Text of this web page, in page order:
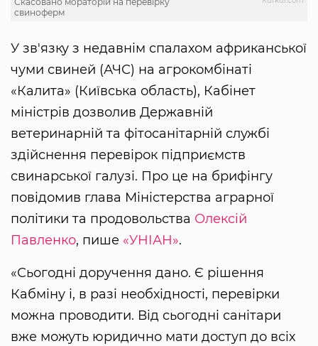
свиноферм
У зв'язку з недавнім спалахом африканської
чуми свиней (АЧС) на агрокомбінаті
«Калита» (Київська область), Кабінет
міністрів дозволив Державній
ветеринарній та фітосанітарній службі
здійснення перевірок підприємств
свинарської галузі. Про це на брифінгу
повідомив глава Міністерства аграрної
політики та продовольства Олексій
Павленко, пише «УНІАН».
«Сьогодні доручення дано. Є рішення
Кабміну і, в разі необхідності, перевірки
можна проводити. Від сьогодні санітари
вже можуть юридично мати доступ до всіх